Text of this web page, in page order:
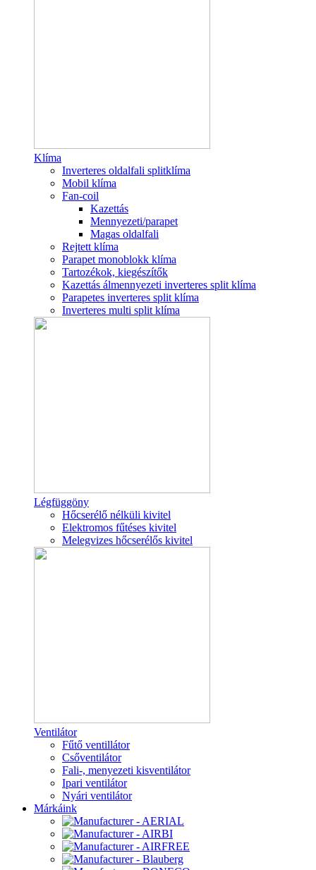
Klíma
Inverteres oldalfali splitklíma
Mobil klíma
Fan-coil
Kazettás
Mennyezeti/parapet
Magas oldalfali
Rejtett klíma
Parapet monoblokk klíma
Tartozékok, kiegészítők
Kazettás álmennyezeti inverteres split klíma
Parapetes inverteres split klíma
Inverteres multi split klíma
Légfüggöny
Hőcserélő nélküli kivitel
Elektromos fűtéses kivitel
Melegvizes hőcserélős kivitel
Ventilátor
Fűtő ventillátor
Csőventilátor
Fali-, menyezeti kisventilátor
Ipari ventilátor
Nyári ventilátor
Márkáink